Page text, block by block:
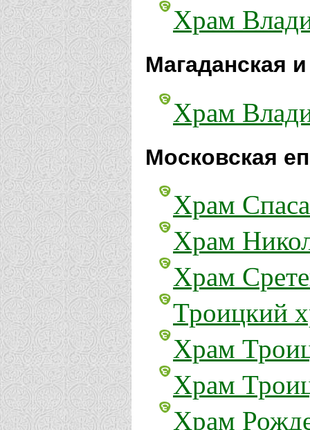
Храм
Магаданская
Храм
Московская
Храм
Храм
Храм
Троицкий
Храм
Храм
Храм